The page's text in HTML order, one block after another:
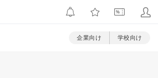
企業向け 学校向け